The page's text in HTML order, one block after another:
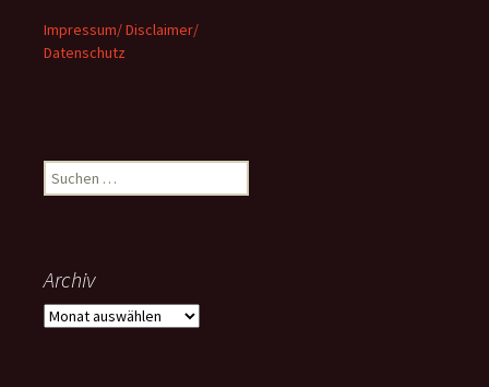
Impressum/ Disclaimer/
Datenschutz
Suchen
nach:
Archiv
Archiv